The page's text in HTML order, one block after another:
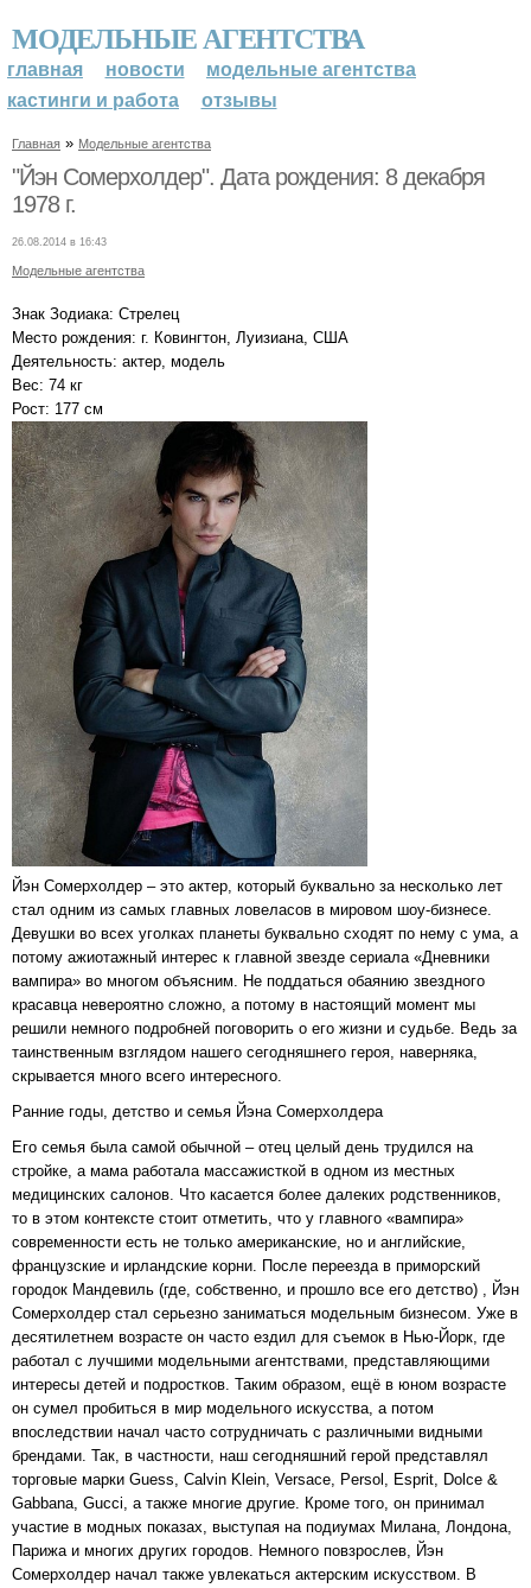
МОДЕЛЬНЫЕ АГЕНТСТВА
главная новости
модельные агентства
кастинги и работа
отзывы
Главная » Модельные агентства
"Йэн Сомерхолдер". Дата рождения: 8 декабря
1978 г.
26.08.2014 в 16:43
Модельные агентства
Знак Зодиака: Стрелец
Место рождения: г. Ковингтон, Луизиана, США
Деятельность: актер, модель
Вес: 74 кг
Рост: 177 см
Йэн Сомерхолдер – это актер, который буквально за несколько лет
стал одним из самых главных ловеласов в мировом шоу-бизнесе.
Девушки во всех уголках планеты буквально сходят по нему с ума, а
потому ажиотажный интерес к главной звезде сериала «Дневники
вампира» во многом объясним. Не поддаться обаянию звездного
красавца невероятно сложно, а потому в настоящий момент мы
решили немного подробней поговорить о его жизни и судьбе. Ведь за
таинственным взглядом нашего сегодняшнего героя, наверняка,
скрывается много всего интересного.
Ранние годы, детство и семья Йэна Сомерхолдера
Его семья была самой обычной – отец целый день трудился на
стройке, а мама работала массажисткой в одном из местных
медицинских салонов. Что касается более далеких родственников,
то в этом контексте стоит отметить, что у главного «вампира»
современности есть не только американские, но и английские,
французские и ирландские корни. После переезда в приморский
городок Мандевиль (где, собственно, и прошло все его детство) , Йэн
Сомерхолдер стал серьезно заниматься модельным бизнесом. Уже в
десятилетнем возрасте он часто ездил для съемок в Нью-Йорк, где
работал с лучшими модельными агентствами, представляющими
интересы детей и подростков. Таким образом, ещё в юном возрасте
он сумел пробиться в мир модельного искусства, а потом
впоследствии начал часто сотрудничать с различными видными
брендами. Так, в частности, наш сегодняшний герой представлял
торговые марки Guess, Calvin Klein, Versace, Persol, Esprit, Dolce &
Gabbana, Gucci, а также многие другие. Кроме того, он принимал
участие в модных показах, выступая на подиумах Милана, Лондона,
Парижа и многих других городов. Немного повзрослев, Йэн
Сомерхолдер начал также увлекаться актерским искусством. В